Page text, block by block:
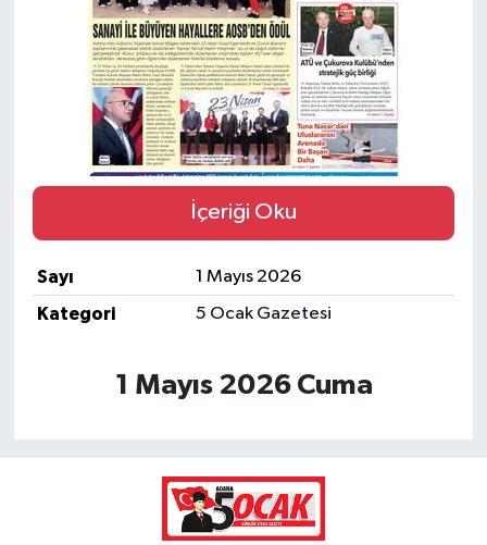
İçeriği Oku
Sayı
1 Mayıs 2026
Kategori
5 Ocak Gazetesi
1 Mayıs 2026 Cuma
Sağlık
Siyaset
Spor
Yaşam
Yerel Yönetimler
Yurttan